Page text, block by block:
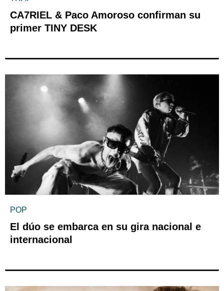
CA7RIEL & Paco Amoroso confirman su
primer TINY DESK
POP
El dúo se embarca en su gira nacional e
internacional